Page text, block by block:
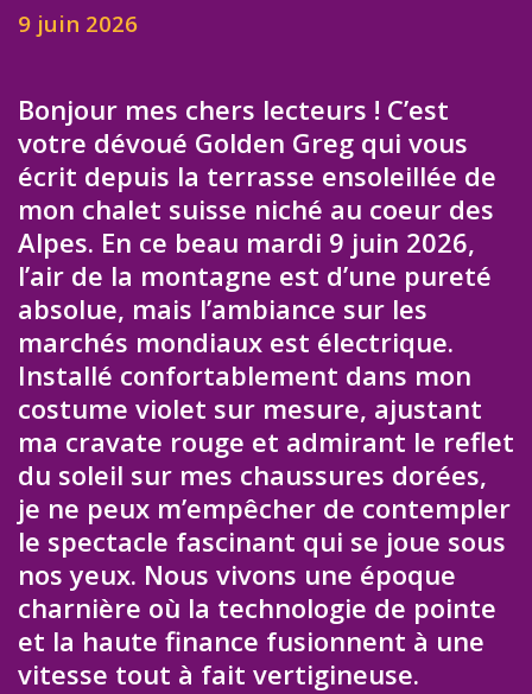
9 juin 2026
Bonjour mes chers lecteurs ! C’est
votre dévoué Golden Greg qui vous
écrit depuis la terrasse ensoleillée de
mon chalet suisse niché au coeur des
Alpes. En ce beau mardi 9 juin 2026,
l’air de la montagne est d’une pureté
absolue, mais l’ambiance sur les
marchés mondiaux est électrique.
Installé confortablement dans mon
costume violet sur mesure, ajustant
ma cravate rouge et admirant le reflet
du soleil sur mes chaussures dorées,
je ne peux m’empêcher de contempler
le spectacle fascinant qui se joue sous
nos yeux. Nous vivons une époque
charnière où la technologie de pointe
et la haute finance fusionnent à une
vitesse tout à fait vertigineuse.